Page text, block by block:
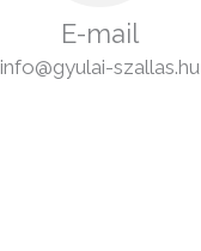
E-mail
info@gyulai-szallas.hu